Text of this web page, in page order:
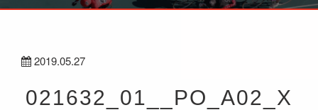
2019.05.27
021632_01__PO_A02_X